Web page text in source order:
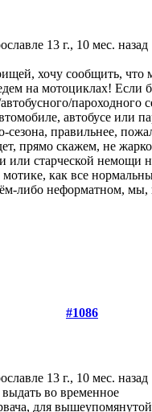
13 г., 10 мес. назад
хочу сообщить, что
на мотоциклах! Если
пароходного
автобусе или
сезона, правильнее,
прямо скажем, не
или старческой немощи
как все
либо неформатном, мы,
#1086
13 г., 10 мес. назад
во временное
для вышеупомянутой